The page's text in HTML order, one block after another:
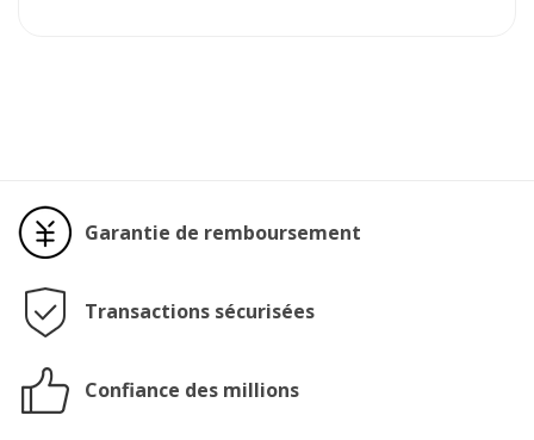
Garantie de remboursement
Transactions sécurisées
Confiance des millions